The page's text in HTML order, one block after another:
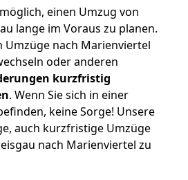
einen Umzug von
lange im Voraus zu planen.
Umzüge nach Marienviertel
oder anderen
kurzfristig
. Wenn Sie sich in einer
keine Sorge! Unsere
auch kurzfristige Umzüge
nach Marienviertel zu